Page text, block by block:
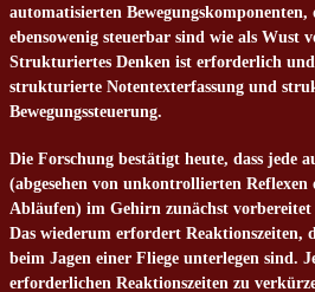
automatisierten Bewegungskomponenten,
ebensowenig steuerbar sind wie als Wust
Strukturiertes Denken ist erforderlich
strukturierte Notentexterfassung und
Bewegungssteuerung.
Die Forschung bestätigt heute, dass jede
(abgesehen von unkontrollierten
Abläufen) im Gehirn zunächst
Das wiederum erfordert Reaktionszeiten,
beim Jagen einer Fliege unterlegen sind.
erforderlichen Reaktionszeiten zu